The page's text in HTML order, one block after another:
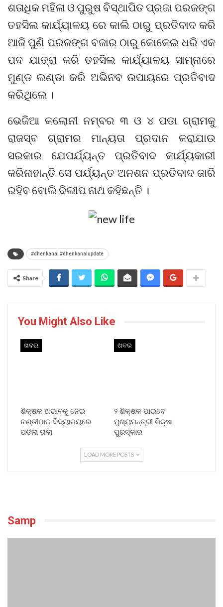
ଶତାଧିକ ମହିଳା ଓ ପୁରୁଷ ବିସ୍ଥାପିତ ପ୍ରଜା ପରଜଙ୍ଗ
ତହସିଲ କାର୍ଯ୍ୟାଳୟ ରେ କାଲି ଠାରୁ ପ୍ରତିବାଦ କରି
ଆଜି ପୁଣି ପରଜଙ୍ଗ ବଜାର ଠାରୁ କୋକେଇ ଧରି ଏକ
ପଦ ଯାତ୍ରା କରି ତହସିଲ କାର୍ଯ୍ୟାଳୟ ସାମ୍ନାରେ
ମୁଣ୍ଡ ଲଣ୍ଡା କରି ଅଭିନବ ଉପାୟରେ ପ୍ରତିବାଦ
କରିଥିଲେ ।
ଭେଜିଆ କଲୋନୀ ନମ୍ବର ୩ ଓ ୪ ପଡା ଗ୍ରାମକୁ
ରାଜସ୍ବ ଗ୍ରାମର ମାନ୍ୟତା ପ୍ରଦାନ କରାଯାଉ
ସରକାର ଯେପର୍ଯ୍ୟନ୍ତ ପ୍ରତିବାଦ କାର୍ଯ୍ୟକାରୀ
କରିନାହାନ୍ତି ସେ ପର୍ଯ୍ୟନ୍ତ ଅନଶନ ପ୍ରତିବାଦ ଜାରି
ରହିବ ବୋଲି ଦିଲୀପ ନାଥ କହିଛନ୍ତି ।
#dhenkanal #dhenkanalupdate
Share
You Might Also Like
ଖବର
ଶିକ୍ଷକ ଅଭାବକୁ ନେଇ
ଚଣ୍ଡୀପାଳ ବିଦ୍ୟାଳୟରେ
ପଡିଲା ତାଲା
ଖବର
୨ ଶିକ୍ଷକ ପାଇବେ
ମୁଖ୍ୟମନ୍ତ୍ରୀ ଶିକ୍ଷା
ପୁରସ୍କାର
LOAD MORE POSTS
Samp